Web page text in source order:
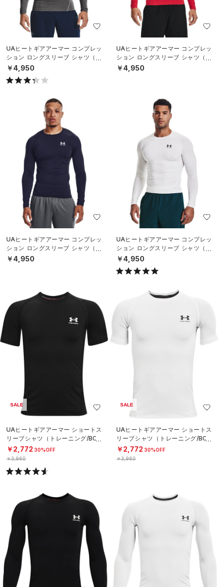
UAヒートギアアーマー コンプレッ
ション ロングスリーブ シャツ（ト
レーニング/MEN）
￥4,950
UAヒートギアアーマー コンプレッ
ション ロングスリーブ シャツ（ト
レーニング/MEN）
￥4,950
UAヒートギアアーマー コンプレッ
ション ロングスリーブ シャツ（ト
レーニング/MEN）
￥4,950
UAヒートギアアーマー コンプレッ
ション ロングスリーブ シャツ（ト
レーニング/MEN）
￥4,950
SALE
UAヒートギアアーマー ショートス
リーブシャツ（トレーニング/BOY
S）
￥2,772 30%OFF
￥3,960
SALE
UAヒートギアアーマー ショートス
リーブシャツ（トレーニング/BOY
S）
￥2,772 30%OFF
￥3,960